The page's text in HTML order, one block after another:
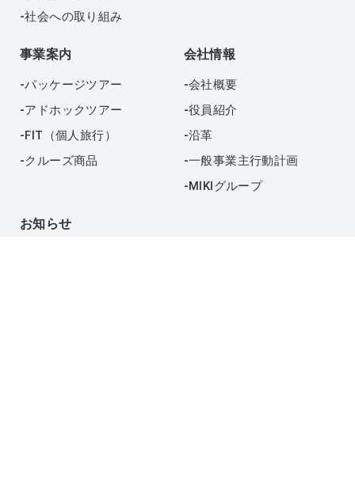
社会への取り組み
事業案内
パッケージツアー
アドホックツアー
FIT（個人旅行）
クルーズ商品
会社情報
会社概要
役員紹介
沿革
一般事業主行動計画
MIKIグループ
お知らせ